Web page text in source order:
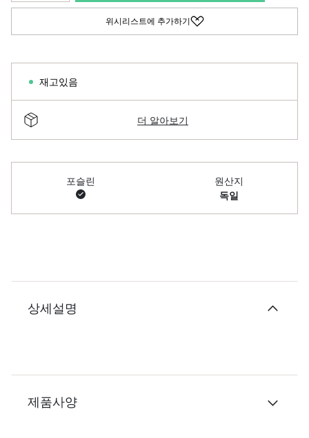
위시리스트에 추가하기
재고있음
더 알아보기
포슬린
원산지
독일
상세설명
제품사양